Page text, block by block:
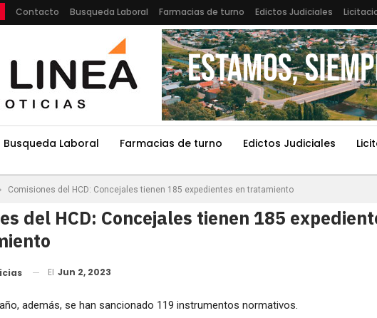
Contacto Busqueda Laboral Farmacias de turno Edictos Judiciales
Busqueda Laboral Farmacias de turno Edictos Judiciales
Comisiones del HCD: Concejales tienen 185 expedientes en tratamiento
del HCD: Concejales tienen 185
El Jun 2, 2023
además, se han sancionado 119 instrumentos normativos.